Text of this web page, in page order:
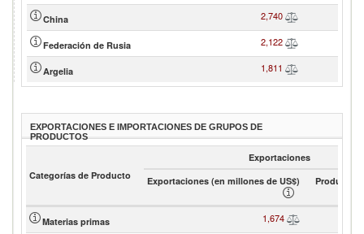
China 2,740
Federación de Rusia 2,122
Argelia 1,811
EXPORTACIONES E IMPORTACIONES DE GRUPOS DE
PRODUCTOS
Categorías de Producto
Exportaciones
Exportaciones (en millones de US$)
Product
Materias primas 1,674